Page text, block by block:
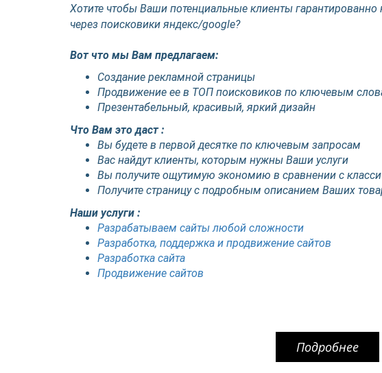
Хотите чтобы Ваши потенциальные клиенты
через поисковики яндекс/google?
Вот что мы Вам предлагаем:
Создание рекламной страницы
Продвижение ее в ТОП поисковиков по ключевым
Презентабельный, красивый, яркий дизайн
Что Вам это даст :
Вы будете в первой десятке по ключевым запросам
Вас найдут клиенты, которым нужны Ваши услуги
Вы получите ощутимую экономию в сравнении с
Получите страницу с подробным описанием Ваших
Наши услуги :
Разрабатываем сайты любой сложности
Разработка, поддержка и продвижение сайтов
Разработка сайта
Продвижение сайтов
Подробнее